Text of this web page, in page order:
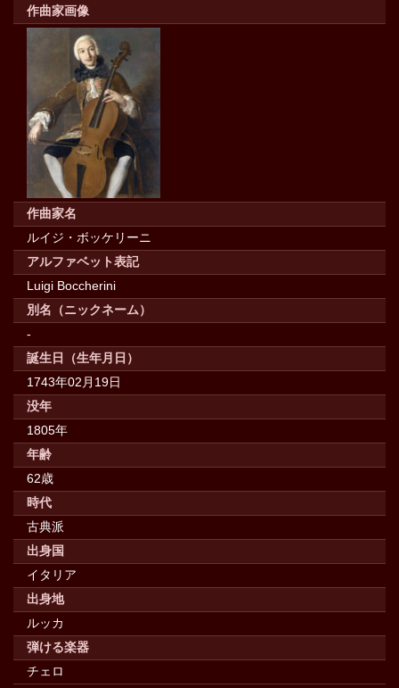
作曲家画像
作曲家名
ルイジ・ボッケリーニ
アルファベット表記
Luigi Boccherini
別名（ニックネーム）
-
誕生日（生年月日）
1743年02月19日
没年
1805年
年齢
62歳
時代
古典派
出身国
イタリア
出身地
ルッカ
弾ける楽器
チェロ